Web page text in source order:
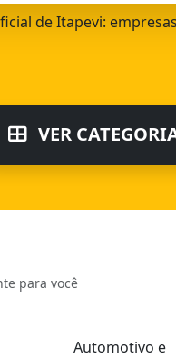
de Itapevi:
VER
para você
Automotivo e